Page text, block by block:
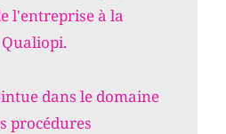
l'entreprise à la
dans le domaine
procédures